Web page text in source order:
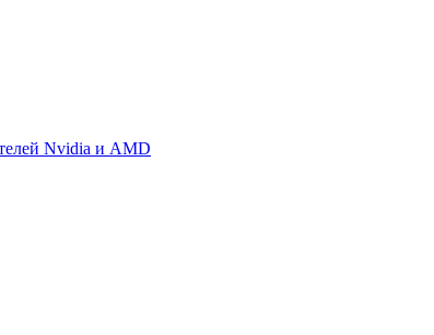
Nvidia и AMD